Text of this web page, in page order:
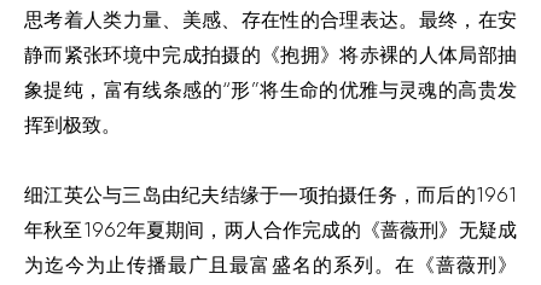
思考着人类力量、美感、存在性的合理表达。最终，在安
静而紧张环境中完成拍摄的《抱拥》将赤裸的人体局部抽
象提纯，富有线条感的“形”将生命的优雅与灵魂的高贵发
挥到极致。
细江英公与三岛由纪夫结缘于一项拍摄任务，而后的1961
年秋至1962年夏期间，两人合作完成的《蔷薇刑》无疑成
为迄今为止传播最广且最富盛名的系列。在《蔷薇刑》